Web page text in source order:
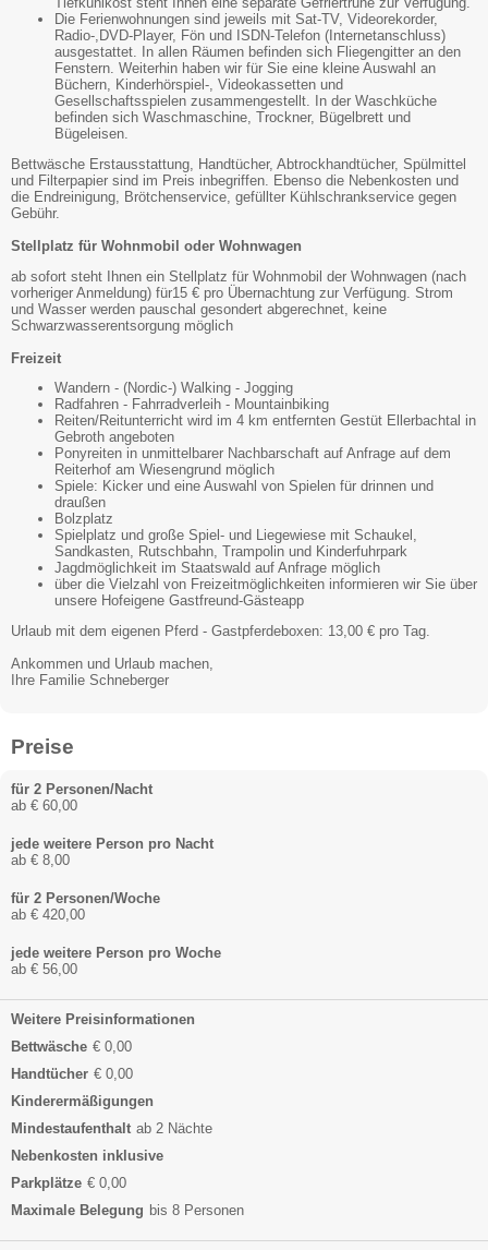
Die Ferienwohnungen sind jeweils mit Sat-TV, Videorekorder,
Radio-,DVD-Player, Fön und ISDN-Telefon (Internetanschluss)
ausgestattet. In allen Räumen befinden sich Fliegengitter an den
Fenstern. Weiterhin haben wir für Sie eine kleine Auswahl an
Büchern, Kinderhörspiel-, Videokassetten und
Gesellschaftsspielen zusammengestellt. In der Waschküche
befinden sich Waschmaschine, Trockner, Bügelbrett und
Bügeleisen.
Bettwäsche Erstausstattung, Handtücher, Abtrockhandtücher, Spülmittel
und Filterpapier sind im Preis inbegriffen. Ebenso die Nebenkosten und
die Endreinigung, Brötchenservice, gefüllter Kühlschrankservice gegen
Gebühr.
Stellplatz für Wohnmobil oder Wohnwagen
ab sofort steht Ihnen ein Stellplatz für Wohnmobil der Wohnwagen (nach
vorheriger Anmeldung) für15 € pro Übernachtung zur Verfügung. Strom
und Wasser werden pauschal gesondert abgerechnet, keine
Schwarzwasserentsorgung möglich
Freizeit
Wandern - (Nordic-) Walking - Jogging
Radfahren - Fahrradverleih - Mountainbiking
Reiten/Reitunterricht wird im 4 km entfernten Gestüt Ellerbachtal in
Gebroth angeboten
Ponyreiten in unmittelbarer Nachbarschaft auf Anfrage auf dem
Reiterhof am Wiesengrund möglich
Spiele: Kicker und eine Auswahl von Spielen für drinnen und
draußen
Bolzplatz
Spielplatz und große Spiel- und Liegewiese mit Schaukel,
Sandkasten, Rutschbahn, Trampolin und Kinderfuhrpark
Jagdmöglichkeit im Staatswald auf Anfrage möglich
über die Vielzahl von Freizeitmöglichkeiten informieren wir Sie über
unsere Hofeigene Gastfreund-Gästeapp
Urlaub mit dem eigenen Pferd - Gastpferdeboxen: 13,00 € pro Tag.
Ankommen und Urlaub machen,
Ihre Familie Schneberger
Preise
für 2 Personen/Nacht
ab € 60,00
jede weitere Person pro Nacht
ab € 8,00
für 2 Personen/Woche
ab € 420,00
jede weitere Person pro Woche
ab € 56,00
Weitere Preisinformationen
Bettwäsche € 0,00
Handtücher € 0,00
Kinderermäßigungen
Mindestaufenthalt ab 2 Nächte
Nebenkosten inklusive
Parkplätze € 0,00
Maximale Belegung bis 8 Personen